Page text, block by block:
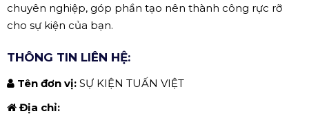
chuyên nghiệp, góp phần tạo nên thành công rực rỡ
cho sự kiện của bạn.
THÔNG TIN LIÊN HỆ:
Tên đơn vị: SỰ KIỆN TUẤN VIỆT
Địa chỉ: